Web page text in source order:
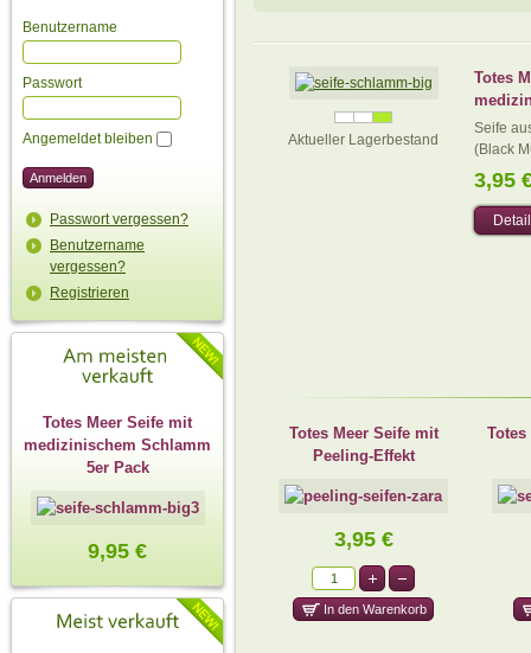
Benutzername
Passwort
Angemeldet bleiben
Passwort vergessen?
Benutzername
vergessen?
Registrieren
Totes Meer Seife mit
medizinischem Schlamm
5er Pack
9,95 €
Aktueller Lagerbestand
Totes
Seife
(Black
3,95
Totes Meer Seife mit
Peeling-Effekt
3,95 €
Totes